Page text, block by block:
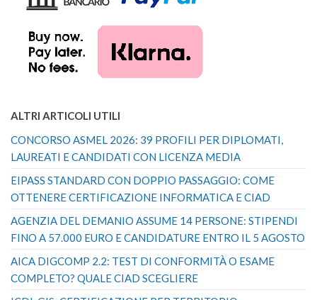
ALTRI ARTICOLI UTILI
CONCORSO ASMEL 2026: 39 PROFILI PER DIPLOMATI,
LAUREATI E CANDIDATI CON LICENZA MEDIA
EIPASS STANDARD CON DOPPIO PASSAGGIO: COME
OTTENERE CERTIFICAZIONE INFORMATICA E CIAD
AGENZIA DEL DEMANIO ASSUME 14 PERSONE: STIPENDI
FINO A 57.000 EURO E CANDIDATURE ENTRO IL 5 AGOSTO
AICA DIGCOMP 2.2: TEST DI CONFORMITÀ O ESAME
COMPLETO? QUALE CIAD SCEGLIERE